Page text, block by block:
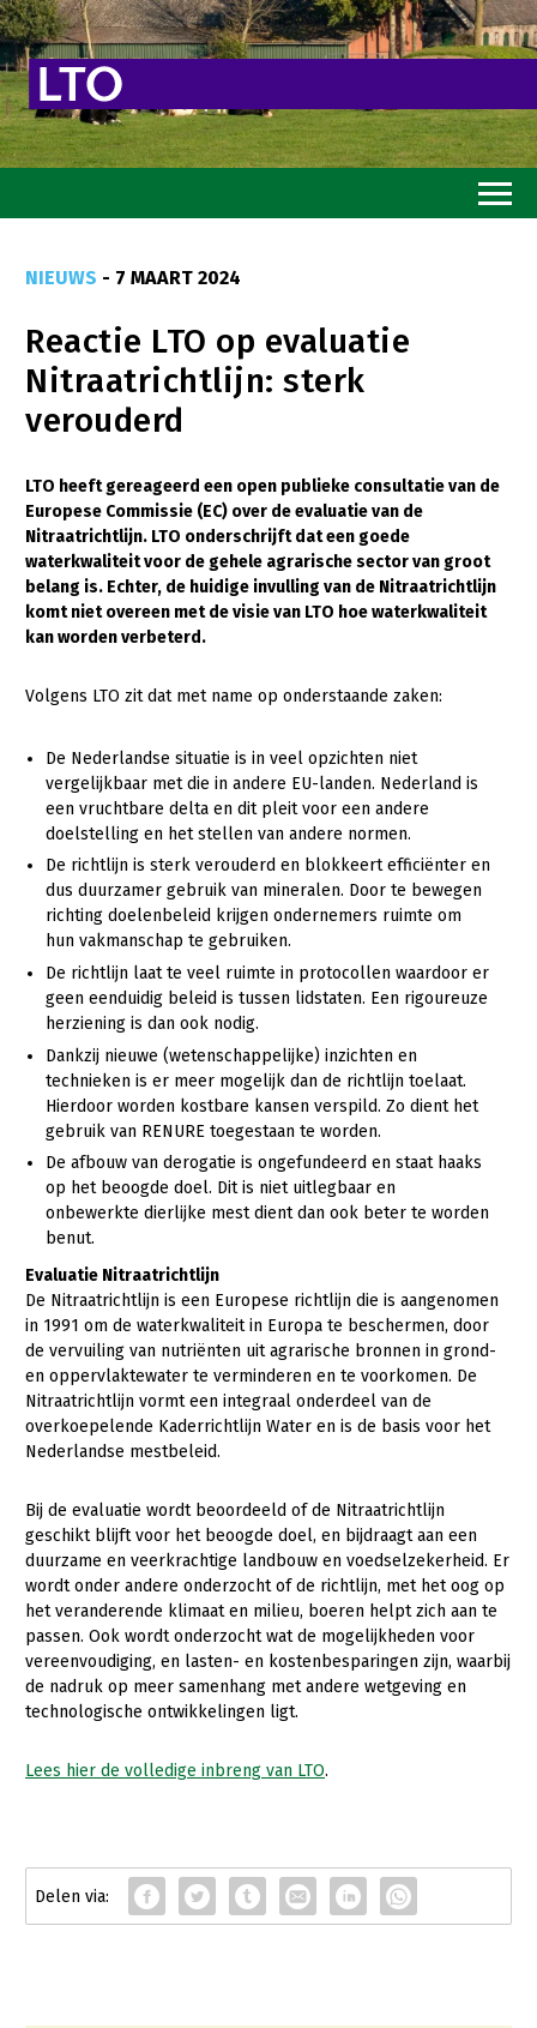
Goed eten
Mooi groen
Sterk ondernemerschap
Transitiepaden
Thema’s
Gezonde planten
Gezonde dieren
Bodem en water
Platteland en omgeving
Mens, ondernemerschap en onderwijs
Internationaal
Sectoren
Dier
Biologische Landbouw
Geitenhouderij
Kalverhouderij
Konijnenhouderij
Melkveehouderij
Paardenhouderij
Pluimveehouderij
Schapenhouderij
Varkenshouderij
Vleesveehouderij
Plant
Akkerbouw
Biologische Landbouw
Bollenteelt
Bomen, vaste planten en zomerbloemen
Fruitteelt
Glastuinbouw
Paddenstoelen
Vollegrondsgroente
Multifunctionele landbouw
Multifunctioneel
Vrouw en Bedrijf
Onderwerpen
Nieuws
Nieuwsabonnement
Webinars
Over LTO
LTO Nederland
Mensen
Bestuur en Directie
Medewerkers
Jaarverslag 2023
Vacatures
Contact
NIEUWS - 7 MAART 2024
Reactie LTO op evaluatie
Nitraatrichtlijn: sterk
verouderd
LTO heeft gereageerd een open publieke consultatie van de
Europese Commissie (EC) over de evaluatie van de
Nitraatrichtlijn. LTO onderschrijft dat een goede
waterkwaliteit voor de gehele agrarische sector van groot
belang is. Echter, de huidige invulling van de Nitraatrichtlijn
komt niet overeen met de visie van LTO hoe waterkwaliteit
kan worden verbeterd.
Volgens LTO zit dat met name op onderstaande zaken:
De Nederlandse situatie is in veel opzichten niet
vergelijkbaar met die in andere EU-landen. Nederland is
een vruchtbare delta en dit pleit voor een andere
doelstelling en het stellen van andere normen.
De richtlijn is sterk verouderd en blokkeert efficiënter en
dus duurzamer gebruik van mineralen. Door te bewegen
richting doelenbeleid krijgen ondernemers ruimte om
hun vakmanschap te gebruiken.
De richtlijn laat te veel ruimte in protocollen waardoor er
geen eenduidig beleid is tussen lidstaten. Een rigoureuze
herziening is dan ook nodig.
Dankzij nieuwe (wetenschappelijke) inzichten en
technieken is er meer mogelijk dan de richtlijn toelaat.
Hierdoor worden kostbare kansen verspild. Zo dient het
gebruik van RENURE toegestaan te worden.
De afbouw van derogatie is ongefundeerd en staat haaks
op het beoogde doel. Dit is niet uitlegbaar en
onbewerkte dierlijke mest dient dan ook beter te worden
benut.
Evaluatie Nitraatrichtlijn
De Nitraatrichtlijn is een Europese richtlijn die is aangenomen
in 1991 om de waterkwaliteit in Europa te beschermen, door
de vervuiling van nutriënten uit agrarische bronnen in grond-
en oppervlaktewater te verminderen en te voorkomen. De
Nitraatrichtlijn vormt een integraal onderdeel van de
overkoepelende Kaderrichtlijn Water en is de basis voor het
Nederlandse mestbeleid.
Bij de evaluatie wordt beoordeeld of de Nitraatrichtlijn
geschikt blijft voor het beoogde doel, en bijdraagt aan een
duurzame en veerkrachtige landbouw en voedselzekerheid. Er
wordt onder andere onderzocht of de richtlijn, met het oog op
het veranderende klimaat en milieu, boeren helpt zich aan te
passen. Ook wordt onderzocht wat de mogelijkheden voor
vereenvoudiging, en lasten- en kostenbesparingen zijn, waarbij
de nadruk op meer samenhang met andere wetgeving en
technologische ontwikkelingen ligt.
Lees hier de volledige inbreng van LTO.